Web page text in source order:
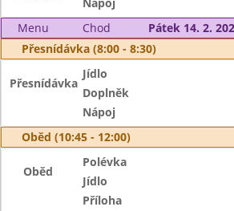
Menu
Chod
Pátek 14. 2.
Přesnídávka (8:00 - 8:30)
Přesnídávka
Jídlo
Doplněk
Nápoj
Oběd (10:45 - 12:00)
Oběd
Polévka
Jídlo
Příloha